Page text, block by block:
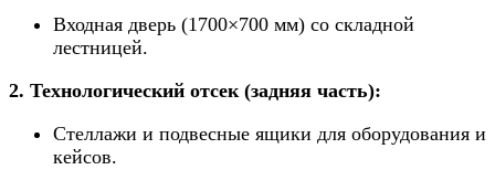
Входная дверь (1700×700 мм) со складной
лестницей.
2. Технологический отсек (задняя часть):
Стеллажи и подвесные ящики для оборудования и
кейсов.